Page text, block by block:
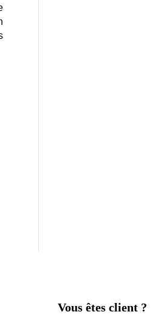
Vous êtes client ?